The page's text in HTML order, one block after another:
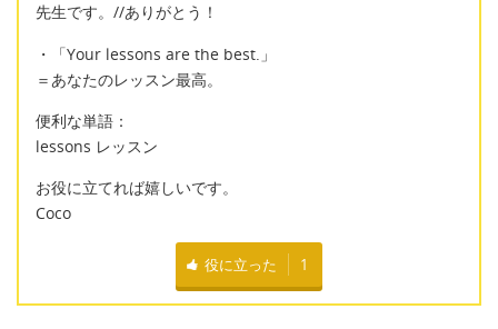
先生です。//ありがとう！
・「Your lessons are the best.」
＝あなたのレッスン最高。
便利な単語：
lessons レッスン
お役に立てれば嬉しいです。
Coco
役に立った 1